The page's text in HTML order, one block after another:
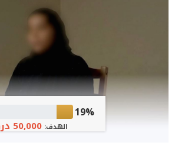
19%
الهدف:50,000 درهم